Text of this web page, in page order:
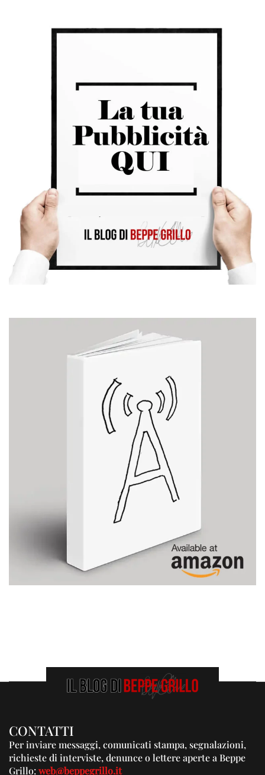
CONTATTI
Per inviare messaggi, comunicati stampa, segnalazioni,
richieste di interviste, denunce o lettere aperte a Beppe
Grillo:web@beppegrillo.it